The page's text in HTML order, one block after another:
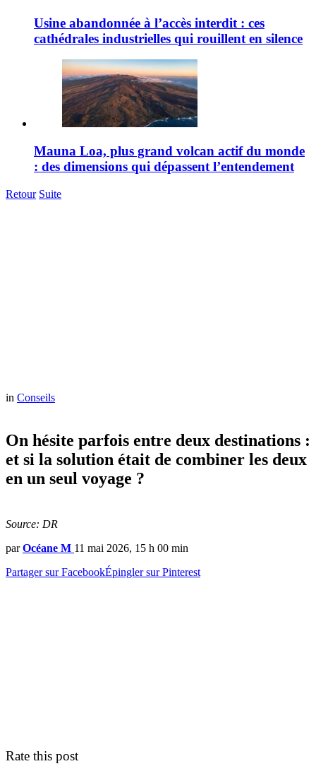
Usine abandonnée à l’accès interdit : ces
cathédrales industrielles qui rouillent en silence
Mauna Loa, plus grand volcan actif du monde
: des dimensions qui dépassent l’entendement
Retour Suite
in Conseils
On hésite parfois entre deux destinations :
et si la solution était de combiner les deux
en un seul voyage ?
Source: DR
par Océane M 11 mai 2026, 15 h 00 min
Partager sur FacebookÉpingler sur Pinterest
Rate this post